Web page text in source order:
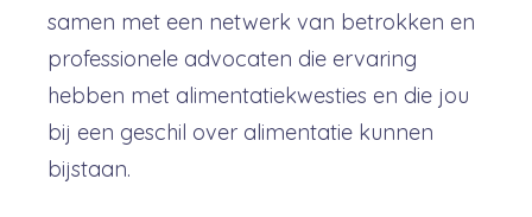
samen met een netwerk van betrokken en
professionele advocaten die ervaring
hebben met alimentatiekwesties en die jou
bij een geschil over alimentatie kunnen
bijstaan.